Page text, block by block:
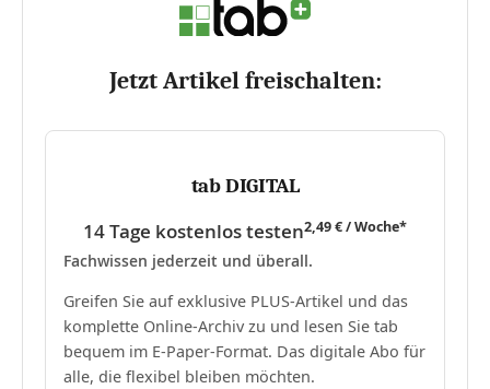
Jetzt Artikel freischalten:
tab DIGITAL
14 Tage kostenlos testen2,49 € / Woche*
Fachwissen jederzeit und überall.
Greifen Sie auf exklusive PLUS-Artikel und das
komplette Online-Archiv zu und lesen Sie tab
bequem im E-Paper-Format. Das digitale Abo für
alle, die flexibel bleiben möchten.